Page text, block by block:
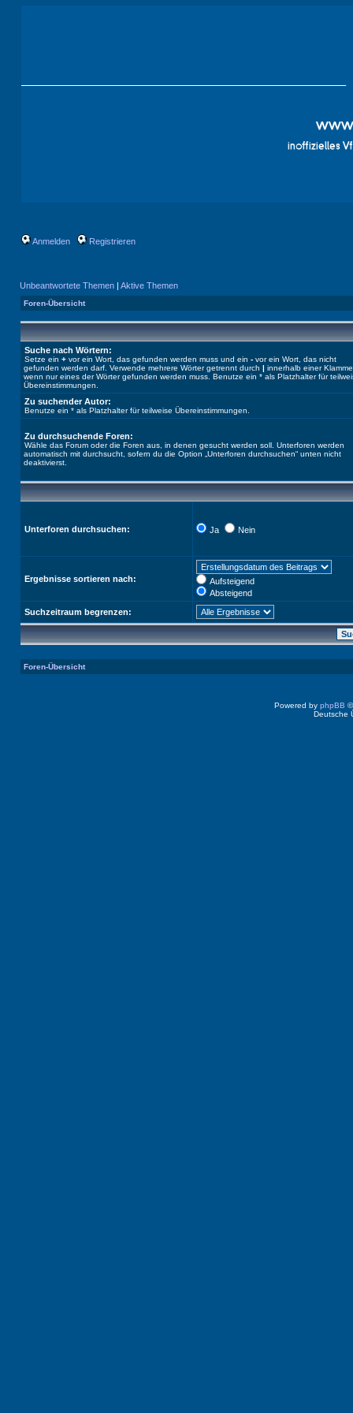
Anmelden Registrieren
Unbeantwortete Themen | Aktive Themen
Foren-Übersicht
Suche nach Wörtern:
Setze ein + vor ein Wort, das gefunden werden muss und ein - vor ein Wort, das nicht
gefunden werden darf. Verwende mehrere Wörter getrennt durch | innerhalb einer
wenn nur eines der Wörter gefunden werden muss. Benutze ein * als Platzhalter für
Übereinstimmungen.
Zu suchender Autor:
Benutze ein * als Platzhalter für teilweise Übereinstimmungen.
Zu durchsuchende Foren:
Wähle das Forum oder die Foren aus, in denen gesucht werden soll. Unterforen werden
automatisch mit durchsucht, sofern du die Option „Unterforen durchsuchen“ unten nicht
deaktivierst.
Unterforen durchsuchen: Ja Nein
Ergebnisse sortieren nach:
Aufsteigend
Absteigend
Suchzeitraum begrenzen:
Foren-Übersicht
Powered by phpBB
Deutsche